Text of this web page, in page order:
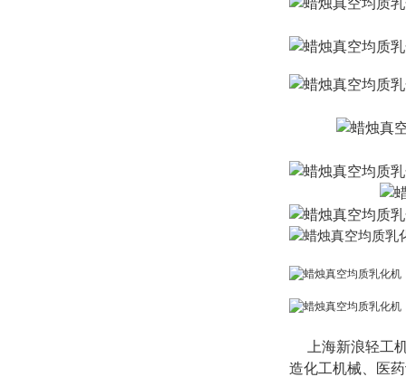
上海新浪轻工机
造化工机械、医